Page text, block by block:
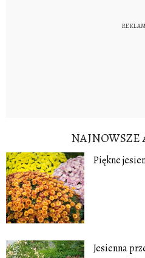
NAJNOWSZE
Piękne
Jesienna